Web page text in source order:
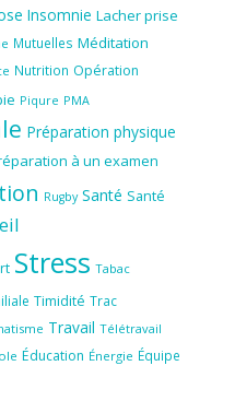
Insomnie Lacher prise
Mutuelles Méditation
Nutrition Opération
Piqure PMA
Préparation physique
à un examen
Rugby Santé Santé
Stress Tabac
Timidité Trac
Travail Télétravail
Éducation Énergie Équipe